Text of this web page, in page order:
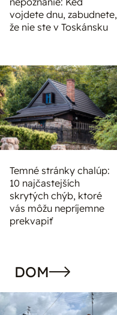
vojdete dnu, zabudnete,
že nie ste v Toskánsku
Temné stránky chalúp:
10 najčastejších
skrytých chýb, ktoré
vás môžu nepríjemne
prekvapiť
DOM